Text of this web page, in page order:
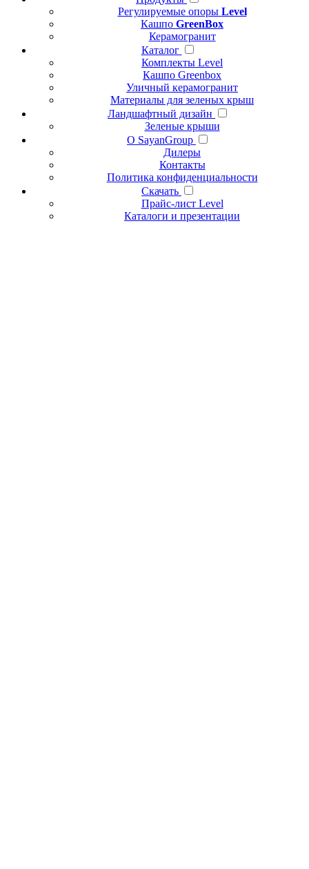
Регулируемые опоры Level
Кашпо GreenBox
Керамогранит
Каталог
Комплекты Level
Кашпо Greenbox
Уличный керамогранит
Материалы для зеленых крыш
Ландшафтный дизайн
Зеленые крыши
О SayanGroup
Дилеры
Контакты
Политика конфиденциальности
Скачать
Прайс-лист Level
Каталоги и презентации